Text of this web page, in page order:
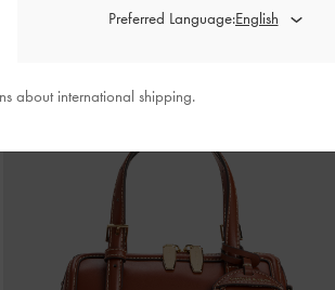
Preferred Language:
about international shipping.